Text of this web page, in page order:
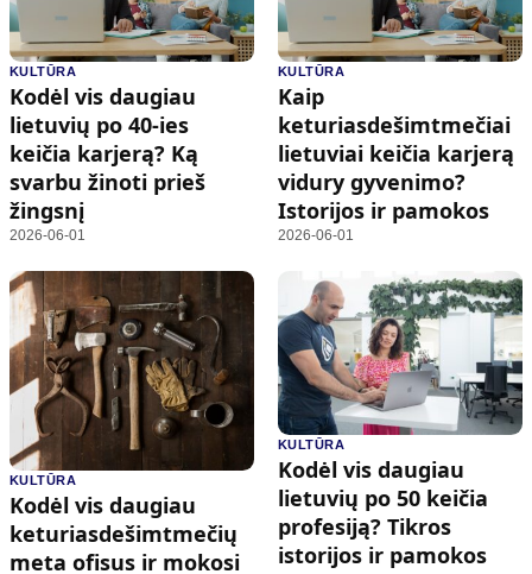
KULTŪRA
Kodėl vis daugiau
lietuvių po 40-ies
keičia karjerą? Ką
svarbu žinoti prieš
žingsnį
2026-06-01
KULTŪRA
Kaip
keturiasdešimtmečiai
lietuviai keičia karjerą
vidury gyvenimo?
Istorijos ir pamokos
2026-06-01
KULTŪRA
Kodėl vis daugiau
keturiasdešimtmečių
meta ofisus ir mokosi
KULTŪRA
Kodėl vis daugiau
lietuvių po 50 keičia
profesiją? Tikros
istorijos ir pamokos